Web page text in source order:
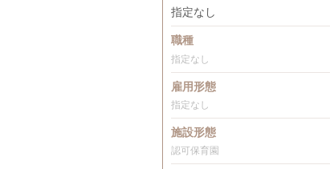
指定なし
職種
指定なし
雇用形態
指定なし
施設形態
認可保育園